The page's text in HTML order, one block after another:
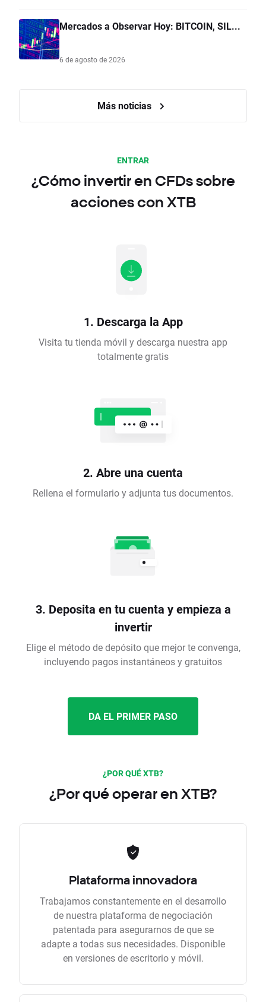
Mercados a Observar Hoy: BITCOIN, SIL...
6 de agosto de 2026
Más noticias
ENTRAR
¿Cómo invertir en CFDs sobre
acciones con XTB
1. Descarga la App
Visita tu tienda móvil y descarga nuestra app
totalmente gratis
2. Abre una cuenta
Rellena el formulario y adjunta tus documentos.
3. Deposita en tu cuenta y empieza a
invertir
Elige el método de depósito que mejor te convenga,
incluyendo pagos instantáneos y gratuitos
DA EL PRIMER PASO
¿POR QUÉ XTB?
¿Por qué operar en XTB?
Plataforma innovadora
Trabajamos constantemente en el desarrollo
de nuestra plataforma de negociación
patentada para asegurarnos de que se
adapte a todas sus necesidades. Disponible
en versiones de escritorio y móvil.